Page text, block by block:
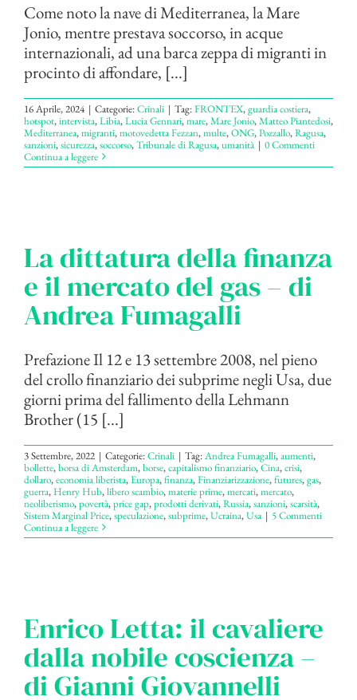
Come noto la nave di Mediterranea, la Mare
Jonio, mentre prestava soccorso, in acque
internazionali, ad una barca zeppa di migranti in
procinto di affondare, [...]
16 Aprile, 2024 | Categorie:Crinali | Tag:FRONTEX,guardia costiera,
hotspot,intervista,Libia,Lucia Gennari,mare,Mare Jonio,Matteo Piantedosi,
Mediterranea,migranti,motovedetta Fezzan,multe,ONG,Pozzallo,Ragusa,
sanzioni,sicurezza,soccorso,Tribunale di Ragusa,umanità | 0 Commenti
Continua a leggere
La dittatura della finanza
e il mercato del gas – di
Andrea Fumagalli
Prefazione Il 12 e 13 settembre 2008, nel pieno
del crollo finanziario dei subprime negli Usa, due
giorni prima del fallimento della Lehmann
Brother (15 [...]
3 Settembre, 2022 | Categorie:Crinali | Tag:Andrea Fumagalli,aumenti,
bollette,borsa di Amsterdam,borse,capitalismo finanziario,Cina,crisi,
dollaro,economia liberista,Europa,finanza,Finanziarizzazione,futures,gas,
guerra,Henry Hub,libero scambio,materie prime,mercati,mercato,
neoliberismo,povertà,price gap,prodotti derivati,Russia,sanzioni,scarsità,
Sistem Marginal Price,speculazione,subprime,Ucraina,Usa | 5 Commenti
Continua a leggere
Enrico Letta: il cavaliere
dalla nobile coscienza –
di Gianni Giovannelli